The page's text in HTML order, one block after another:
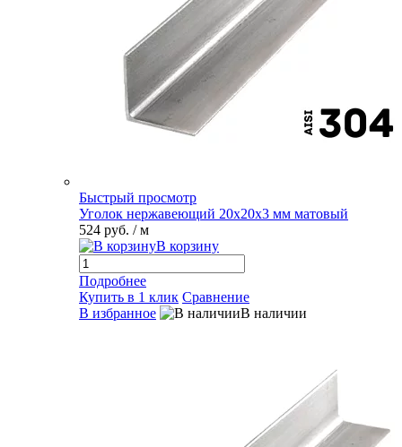
Быстрый просмотр
Уголок нержавеющий 20х20х3 мм матовый
524 руб. / м
В корзину
Подробнее
Купить в 1 клик Сравнение
В избранное
В наличии